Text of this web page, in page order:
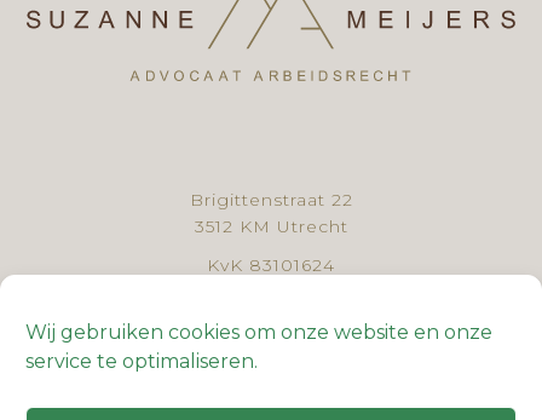
Wij gebruiken cookies om onze website en onze
service te optimaliseren.
Brigittenstraat 22
3512 KM Utrecht
KvK 83101624
030 - 307 44 61
Algemene voorwaarden